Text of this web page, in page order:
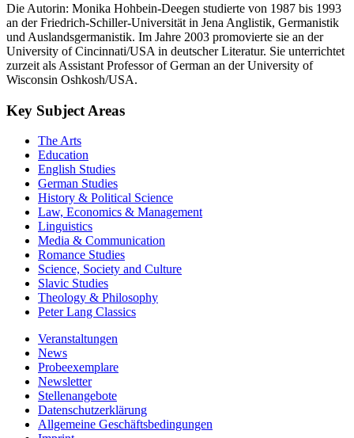
Die Autorin: Monika Hohbein-Deegen studierte von 1987 bis 1993
an der Friedrich-Schiller-Universität in Jena Anglistik, Germanistik
und Auslandsgermanistik. Im Jahre 2003 promovierte sie an der
University of Cincinnati/USA in deutscher Literatur. Sie unterrichtet
zurzeit als Assistant Professor of German an der University of
Wisconsin Oshkosh/USA.
Key Subject Areas
The Arts
Education
English Studies
German Studies
History & Political Science
Law, Economics & Management
Linguistics
Media & Communication
Romance Studies
Science, Society and Culture
Slavic Studies
Theology & Philosophy
Peter Lang Classics
Veranstaltungen
News
Probeexemplare
Newsletter
Stellenangebote
Datenschutzerklärung
Allgemeine Geschäftsbedingungen